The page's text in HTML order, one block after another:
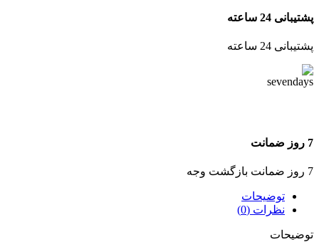
پشتیبانی 24 ساعته
پشتیبانی 24 ساعته
7 روز ضمانت
7 روز ضمانت بازگشت وجه
توضیحات
نظرات (0)
توضیحات